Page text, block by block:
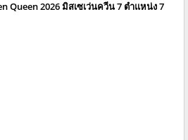
Queen 2026 มิสเซเว่นควีน 7 ตำแหน่ง 7